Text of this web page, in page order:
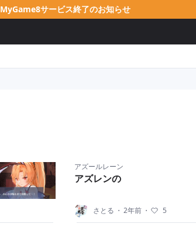
MyGame8サービス終了のお知らせ
アズールレーン
アズレンの
さとる ・ 2年前 ・ 5